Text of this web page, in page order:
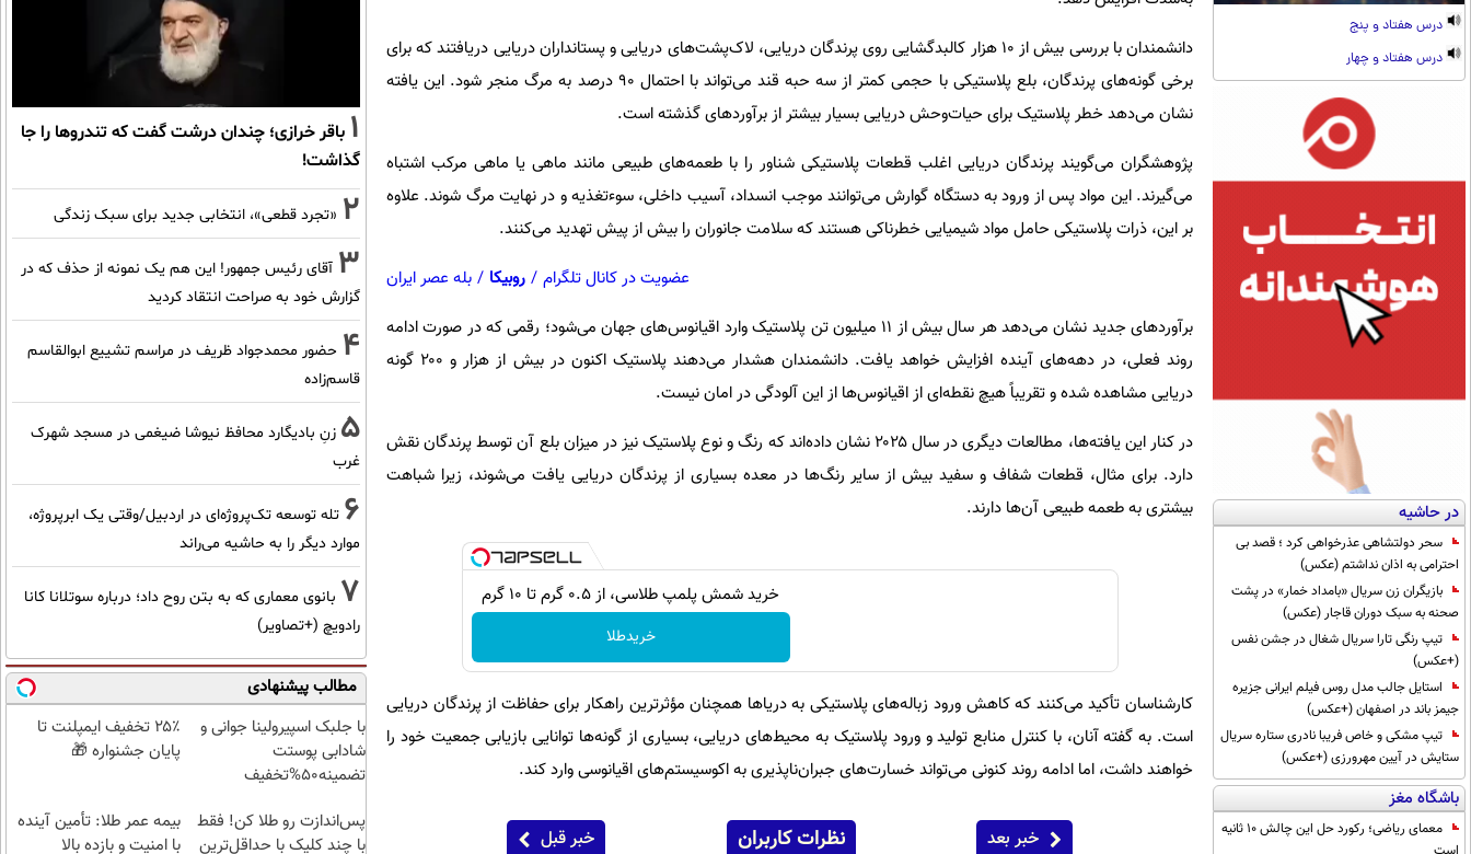
درس هفتاد و پنج
درس هفتاد و چهار
در حاشیه
سحر دولتشاهی عذرخواهی کرد ؛ قصد بی
احترامی به اذان نداشتم (عکس)
بازیگران زن سریال «بامداد خمار» در پشت
صحنه به سبک دوران قاجار (عکس)
تیپ رنگی تارا سریال شغال در جشن نفس
(+عکس)
استایل جالب مدل روس فیلم ایرانی جزیره
جیمز باند در اصفهان (+عکس)
تیپ مشکی و خاص فریبا نادری ستاره سریال
ستایش در آیین مهرورزی (+عکس)
باشگاه مغز
معمای ریاضی؛ رکورد حل این چالش 10 ثانیه
دانشمندان با بررسی بیش از ۱۰ هزار کالبدگشایی روی پرندگان دریایی، لاک‌پشت‌های دریایی و پستانداران دریایی دریافتند که برای
برخی گونه‌های پرندگان، بلع پلاستیکی با حجمی کمتر از سه حبه قند می‌تواند با احتمال ۹۰ درصد به مرگ منجر شود. این یافته
نشان می‌دهد خطر پلاستیک برای حیات‌وحش دریایی بسیار بیشتر از برآوردهای گذشته است.
پژوهشگران می‌گویند پرندگان دریایی اغلب قطعات پلاستیکی شناور را با طعمه‌های طبیعی مانند ماهی یا ماهی مرکب اشتباه
می‌گیرند. این مواد پس از ورود به دستگاه گوارش می‌توانند موجب انسداد، آسیب داخلی، سوءتغذیه و در نهایت مرگ شوند. علاوه
بر این، ذرات پلاستیکی حامل مواد شیمیایی خطرناکی هستند که سلامت جانوران را بیش از پیش تهدید می‌کنند.
عضویت در کانال تلگرام / روبیکا / بله عصر ایران
برآوردهای جدید نشان می‌دهد هر سال بیش از ۱۱ میلیون تن پلاستیک وارد اقیانوس‌های جهان می‌شود؛ رقمی که در صورت ادامه
روند فعلی، در دهه‌های آینده افزایش خواهد یافت. دانشمندان هشدار می‌دهند پلاستیک اکنون در بیش از هزار و ۲۰۰ گونه
دریایی مشاهده شده و تقریباً هیچ نقطه‌ای از اقیانوس‌ها از این آلودگی در امان نیست.
در کنار این یافته‌ها، مطالعات دیگری در سال ۲۰۲۵ نشان داده‌اند که رنگ و نوع پلاستیک نیز در میزان بلع آن توسط پرندگان نقش
دارد. برای مثال، قطعات شفاف و سفید بیش از سایر رنگ‌ها در معده بسیاری از پرندگان دریایی یافت می‌شوند، زیرا شباهت
بیشتری به طعمه طبیعی آن‌ها دارند.
خرید شمش پلمپ طلاسی، از ۰.۵ گرم تا ۱۰ گرم
خریدطلا
کارشناسان تأکید می‌کنند که کاهش ورود زباله‌های پلاستیکی به دریاها همچنان مؤثرترین راهکار برای حفاظت از پرندگان دریایی
است. به گفته آنان، با کنترل منابع تولید و ورود پلاستیک به محیط‌های دریایی، بسیاری از گونه‌ها توانایی بازیابی جمعیت خود را
خواهند داشت، اما ادامه روند کنونی می‌تواند خسارت‌های جبران‌ناپذیری به اکوسیستم‌های اقیانوسی وارد کند.
خبر بعد نظرات کاربران خبر قبل
1 باقر خرازی؛ چندان درشت گفت که تندروها را جا
گذاشت!
2 «تجرد قطعی»، انتخابی جدید برای سبک زندگی
3 آقای رئیس جمهور! این هم یک نمونه از حذف که در
گزارش خود به صراحت انتقاد کردید
4 حضور محمدجواد ظریف در مراسم تشییع ابوالقاسم
قاسم‌زاده
5 زنِ بادیگارد محافظ نیوشا ضیغمی در مسجد شهرک
غرب
6 تله توسعه تک‌پروژه‌ای در اردبیل/وقتی یک ابرپروژه،
موارد دیگر را به حاشیه می‌راند
7 بانوی معماری که به بتن روح داد؛ درباره سوتلانا کانا
رادویچ (+تصاویر)
مطالب پیشنهادی
با جلبک اسپیرولینا جوانی و
شادابی پوستت
تضمینه50%تخفیف
۲۵٪ تخفیف ایمپلنت تا
پایان جشنواره 🎁
پس‌اندازت رو طلا کن! فقط
با چند کلیک با حداقل‌ترین
بیمه عمر طلا: تأمین آینده
با امنیت و بازده بالا